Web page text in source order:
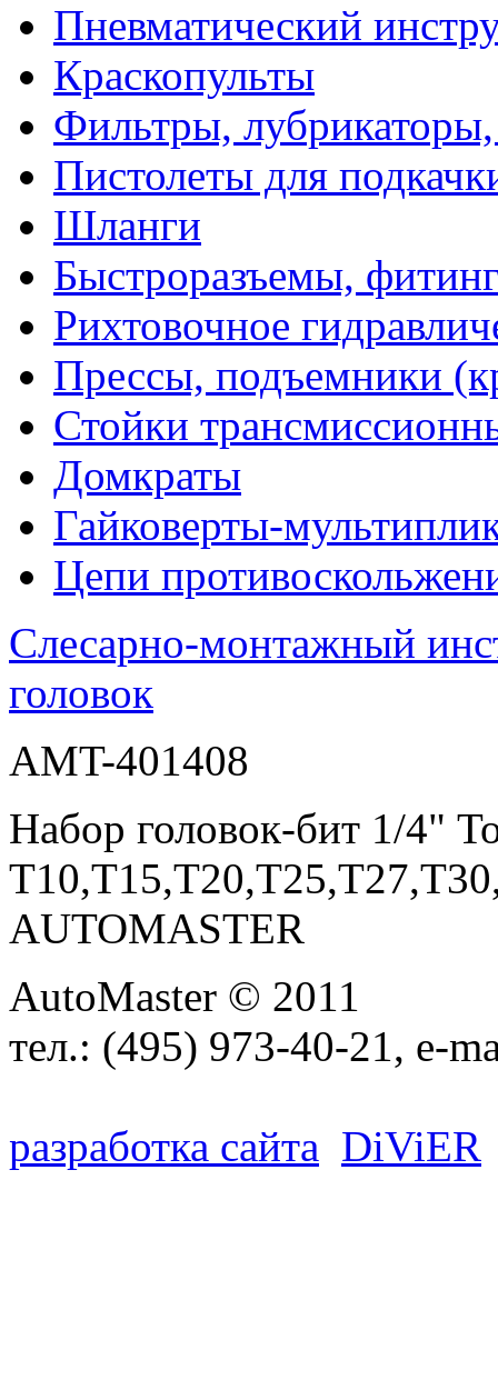
Пневматический
Краскопульты
Фильтры,
Пистолеты для
Шланги
Быстроразъемы,
Рихтовочное
Прессы, подъемники
Стойки
Домкраты
Гайковерты-
Цепи
Слесарно-монтажный
головок
AMT-401408
Набор головок-бит 1/4"
AUTOMASTER
AutoMaster © 2011
тел.: (495) 973-40-21, e-
разработка сайта DiViER